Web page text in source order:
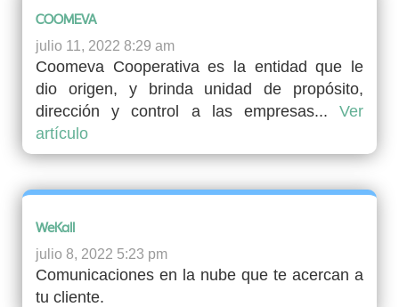
COOMEVA
julio 11, 2022 8:29 am
Coomeva Cooperativa es la entidad que le
dio origen, y brinda unidad de propósito,
dirección y control a las empresas... Ver
artículo
WeKall
julio 8, 2022 5:23 pm
Comunicaciones en la nube que te acercan a
tu cliente.